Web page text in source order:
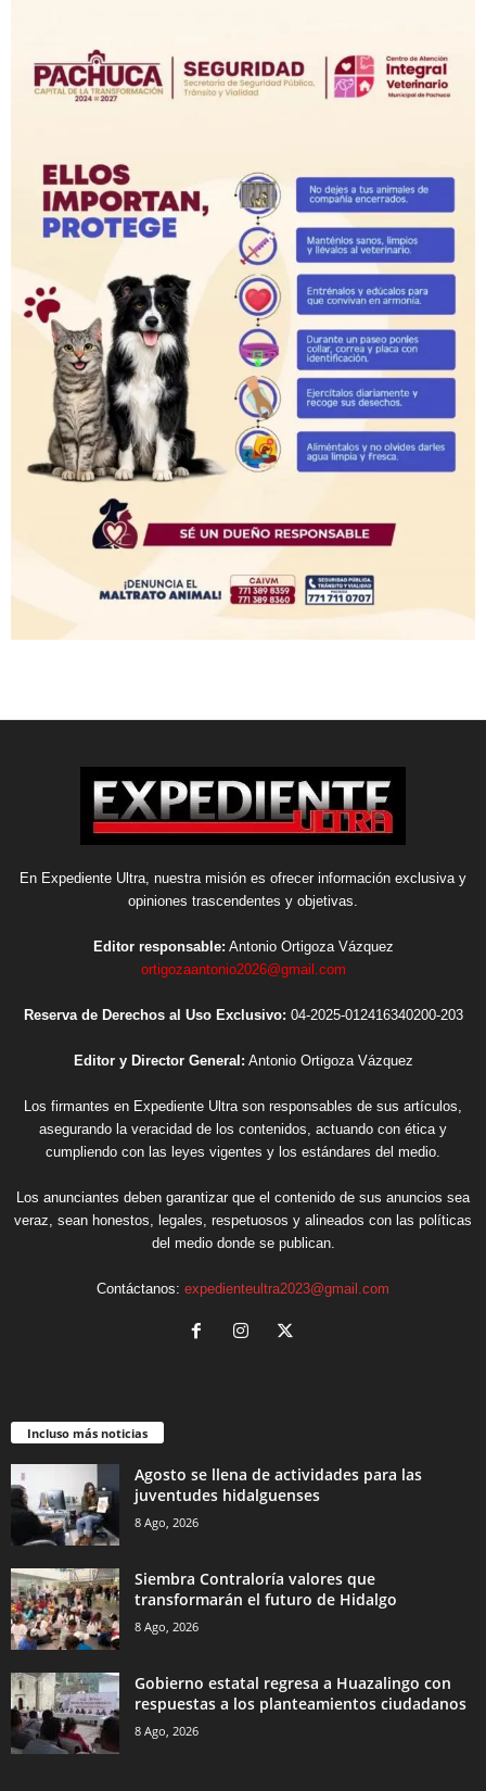
En Expediente Ultra, nuestra misión es ofrecer información exclusiva y
opiniones trascendentes y objetivas.
Editor responsable: Antonio Ortigoza Vázquez
ortigozaantonio2026@gmail.com
Reserva de Derechos al Uso Exclusivo: 04-2025-012416340200-203
Editor y Director General: Antonio Ortigoza Vázquez
Los firmantes en Expediente Ultra son responsables de sus artículos,
asegurando la veracidad de los contenidos, actuando con ética y
cumpliendo con las leyes vigentes y los estándares del medio.
Los anunciantes deben garantizar que el contenido de sus anuncios sea
veraz, sean honestos, legales, respetuosos y alineados con las políticas
del medio donde se publican.
Contáctanos: expedienteultra2023@gmail.com
Incluso más noticias
Agosto se llena de actividades para las
juventudes hidalguenses
8 Ago, 2026
Siembra Contraloría valores que
transformarán el futuro de Hidalgo
8 Ago, 2026
Gobierno estatal regresa a Huazalingo con
respuestas a los planteamientos ciudadanos
8 Ago, 2026